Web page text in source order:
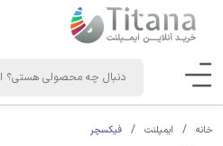
خانه ایمپلنت فیکسچر